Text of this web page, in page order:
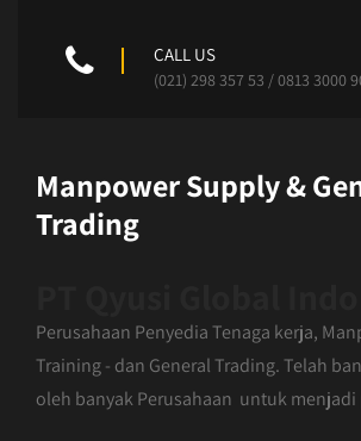
CALL US
(021) 298 357 53 / 0813 3000
Manpower Supply &
Trading
Perusahaan Penyedia Tenaga kerja,
Training - dan General Trading. Telah
oleh banyak Perusahaan untuk menjadi